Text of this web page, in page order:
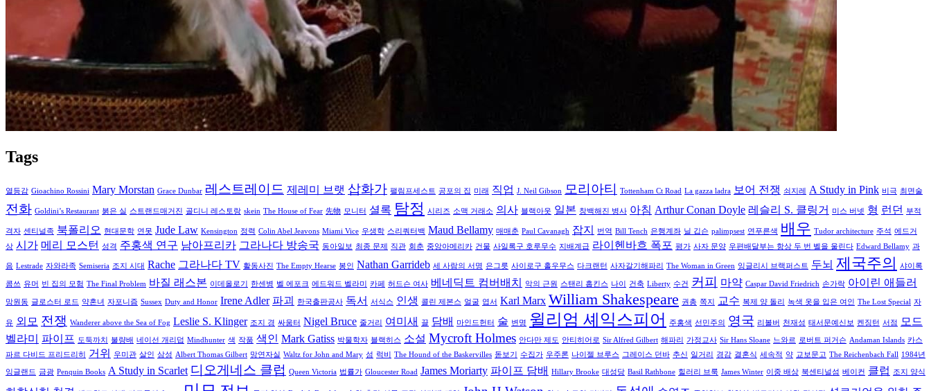
Tags
열등감 Gioachino Rossini Mary Morstan Grace Dunbar 레스트레이드 제레미 브랫 삽화가 팰림프세스트 공포의 집 미래 직업 J. Neil Gibson 모리아티 Tottenham Ct Road La gazza ladra 보어 전쟁 쇠지레 A Study in Pink 비극 최면술
전화 Goldini’s Restaurant 붉은 실 스트랜드매거진 골디니 레스토랑 skein The House of Fear 先物 모니터 셜록 탐정 시리즈 소맥 거래소 의사 블랙아웃 일본 창백해진 병사 아침 Arthur Conan Doyle 레슬리 S. 클링거 미스 버넷 형 런던 부적
격자 센티널족 북폴리오 현대문학 연못 Jude Law Kensington 정력 Colin Abel Jeavons Miami Vice 우생학 스리쿼터백 Maud Bellamy 매매춘 Paul Cavanagh 잡지 번역 Bill Tench 은행계좌 닐 깁슨 palimpsest 연푸른색 배우 Tudor architecture 주석 에드거
상 시가 메리 모스턴 성격 주홍색 연구 남아프리카 그라나다 방송국 동아일보 최종 문제 직관 회춘 중앙아메리카 건물 사일록구 호루무수 지배계급 라이헨바흐 폭포 평가 사자 문양 우편배달부는 항상 두 번 벨을 울린다 Edward Bellamy 과
음 Lestrade 자와라족 Semiseria 조지 시대 Rache 그라나다 TV 활동사진 The Empty Hearse 봉인 Nathan Garrideb 세 사람의 서명 은그릇 사이로구 홀우무스 다크랜턴 사자갈기해파리 The Woman in Green 잉글리시 브랙퍼스트 두뇌 제국주의 샤이록
콤쓰 유머 빈 집의 모험 The Final Problem 바질 래스본 이데올로기 한센병 벨 에포크 에드워드 벨라미 카페 허드슨 여사 베네딕트 컴버배치 악의 근원 스탠리 홉킨스 나이 건축 Liberty 수건 커피 마약 Caspar David Friedrich 손가락 아이린 애들러
망원동 글로스터 로드 약혼녀 자포니즘 Sussex Duty and Honor Irene Adler 파괴 한국출판공사 독서 서식스 인생 콜린 제본스 얼굴 엽서 Karl Marx William Shakespeare 권총 쪽지 교수 복제 양 돌리 녹색 옷을 입은 여인 The Lost Special 자
유 외모 전쟁 Wanderer above the Sea of Fog Leslie S. Klinger 조지 경 싸움터 Nigel Bruce 줄거리 여미새 끌 담배 마인드헌터 술 변명 윌리엄 셰익스피어 주홍색 선민주의 영국 리볼버 천재성 태서문예신보 켄징턴 서점
모드
벨라미
파이프 도둑까치 불량배 네이선 개리덥 Mindhunter 색 작품 색인 Mark Gatiss 박물학자 블랙히스 소설 Mycroft Holmes 안다만 제도 안티히어로 Sir Alfred Gilbert 해파리 가정교사 Sir Hans Sloane 느와르 로버트 퍼거슨 Andaman Islands 카스
파르 다비드 프리드리히
거위 우미관 살인 삼성 Albert Thomas Gilbert 망연자실 Waltz for John and Mary 섬 럭비 The Hound of the Baskervilles 돋보기 수집가 우주론 나이젤 브루스 그레이스 던바 추신 일거리 경감 결혼식 세속적 약 교보문고 The Reichenbach Fall 1984년
잉글랜드 금광 Penquin Books A Study in Scarlet 디오게네스 클럽 Queen Victoria 법률가 Gloucester Road James Moriarty 파이프 담배 Hillary Brooke 대성당 Basil Rathbone 힐러리 브룩 James Winter 이중 배상 북센티널섬 베이컨 클럽 조지 양식